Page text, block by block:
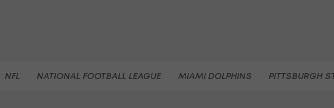
NFL NATIONAL FOOTBALL LEAGUE MIAMI DOLPHINS PITTSBURGH